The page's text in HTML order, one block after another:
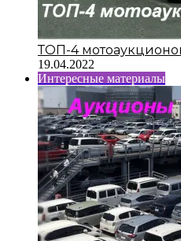
ТОП-4
19.04.2022
Интересные материалы